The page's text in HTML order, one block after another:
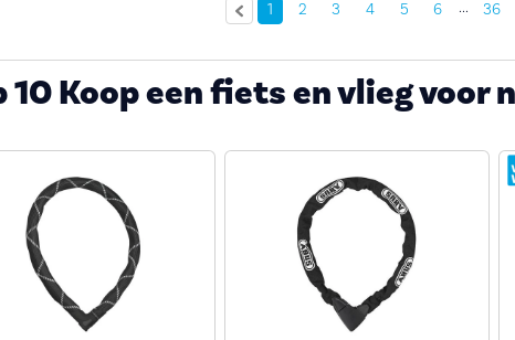
1 2 3 4 5 6 ... 36
10 Koop een fiets en vlieg voor